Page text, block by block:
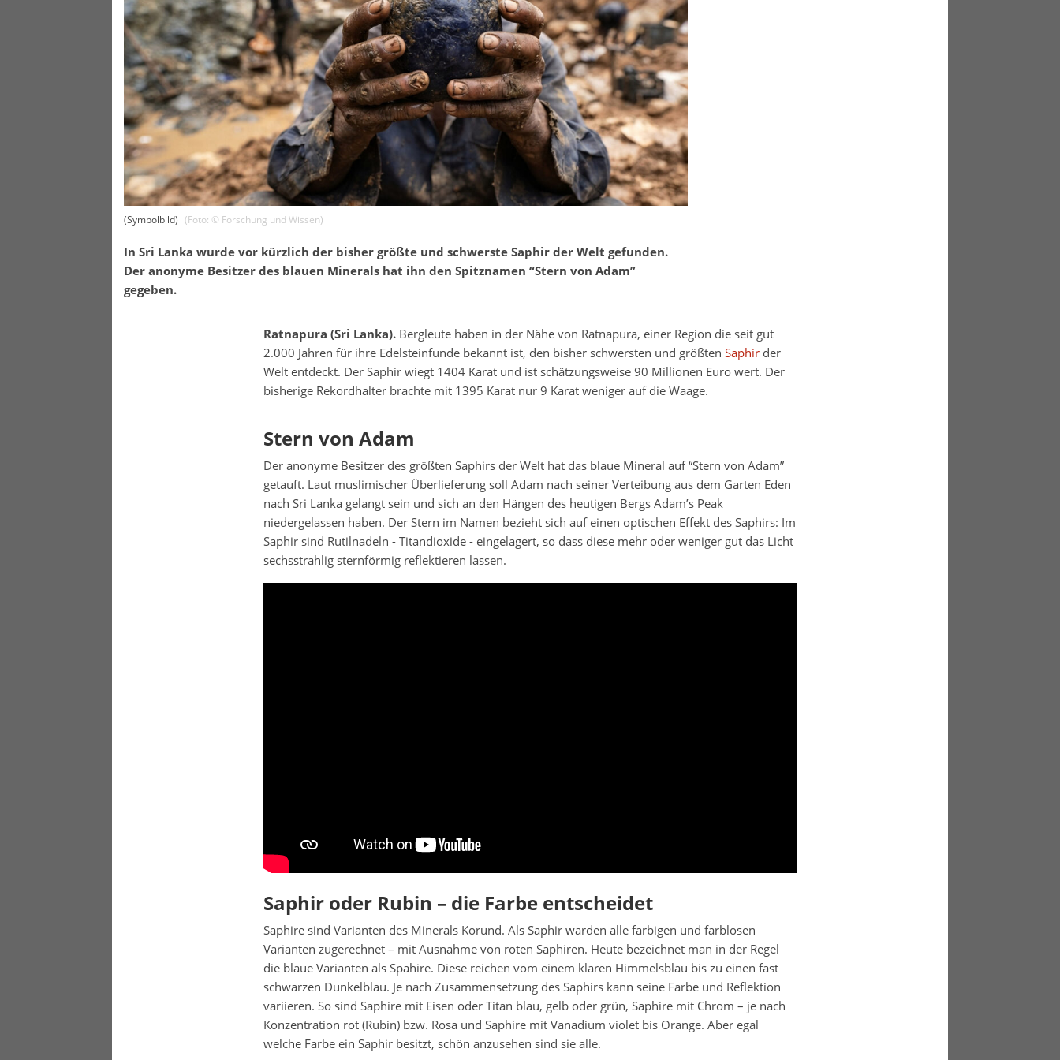
(Symbolbild) (Foto: © Forschung und Wissen)
In Sri Lanka wurde vor kürzlich der bisher größte und schwerste Saphir der Welt gefunden.
Der anonyme Besitzer des blauen Minerals hat ihn den Spitznamen “Stern von Adam”
gegeben.
Ratnapura (Sri Lanka).Bergleute haben in der Nähe von Ratnapura, einer Region die seit gut
2.000 Jahren für ihre Edelsteinfunde bekannt ist, den bisher schwersten und größten Saphirder
Welt entdeckt. Der Saphir wiegt 1404 Karat und ist schätzungsweise 90 Millionen Euro wert. Der
bisherige Rekordhalter brachte mit 1395 Karat nur 9 Karat weniger auf die Waage.
Stern von Adam
Der anonyme Besitzer des größten Saphirs der Welt hat das blaue Mineral auf “Stern von Adam”
getauft. Laut muslimischer Überlieferung soll Adam nach seiner Verteibung aus dem Garten Eden
nach Sri Lanka gelangt sein und sich an den Hängen des heutigen Bergs Adam’s Peak
niedergelassen haben. Der Stern im Namen bezieht sich auf einen optischen Effekt des Saphirs: Im
Saphir sind Rutilnadeln - Titandioxide - eingelagert, so dass diese mehr oder weniger gut das Licht
sechsstrahlig sternförmig reflektieren lassen.
Saphir oder Rubin – die Farbe entscheidet
Saphire sind Varianten des Minerals Korund. Als Saphir warden alle farbigen und farblosen
Varianten zugerechnet – mit Ausnahme von roten Saphiren. Heute bezeichnet man in der Regel
die blaue Varianten als Spahire. Diese reichen vom einem klaren Himmelsblau bis zu einen fast
schwarzen Dunkelblau. Je nach Zusammensetzung des Saphirs kann seine Farbe und Reflektion
variieren. So sind Saphire mit Eisen oder Titan blau, gelb oder grün, Saphire mit Chrom – je nach
Konzentration rot (Rubin) bzw. Rosa und Saphire mit Vanadium violet bis Orange. Aber egal
welche Farbe ein Saphir besitzt, schön anzusehen sind sie alle.